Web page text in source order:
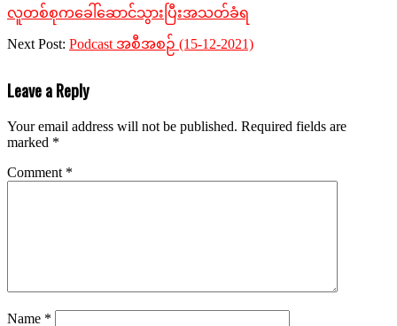
လူတစ်စုကခေါ်ဆောင်သွားပြီးအသတ်ခံရ
Next Post: Podcast အစီအစဉ် (15-12-2021)
Leave a Reply
Your email address will not be published. Required fields are
marked *
Comment *
Name *